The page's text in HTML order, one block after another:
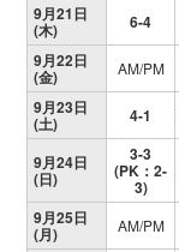
9月21日
(木) 6-4
9月22日
(金) AM/PM
9月23日
(土) 4-1
9月24日
(日)
3-3
(PK：2-
3)
9月25日
(月) AM/PM